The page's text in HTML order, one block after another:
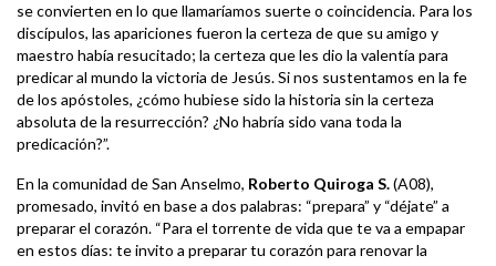
se convierten en lo que llamaríamos suerte o coincidencia. Para los
discípulos, las apariciones fueron la certeza de que su amigo y
maestro había resucitado; la certeza que les dio la valentía para
predicar al mundo la victoria de Jesús. Si nos sustentamos en la fe
de los apóstoles, ¿cómo hubiese sido la historia sin la certeza
absoluta de la resurrección? ¿No habría sido vana toda la
predicación?”.
En la comunidad de San Anselmo, Roberto Quiroga S.(A08),
promesado, invitó en base a dos palabras: “prepara” y “déjate” a
preparar el corazón. “Para el torrente de vida que te va a empapar
en estos días: te invito a preparar tu corazón para renovar la